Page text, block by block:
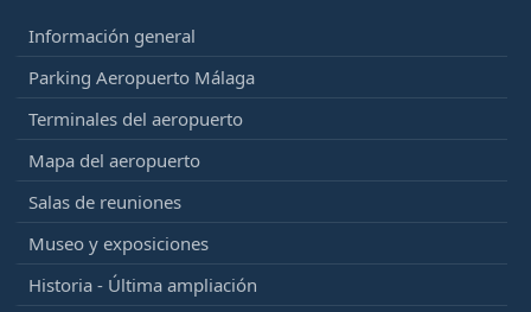
Información general
Parking Aeropuerto Málaga
Terminales del aeropuerto
Mapa del aeropuerto
Salas de reuniones
Museo y exposiciones
Historia - Última ampliación